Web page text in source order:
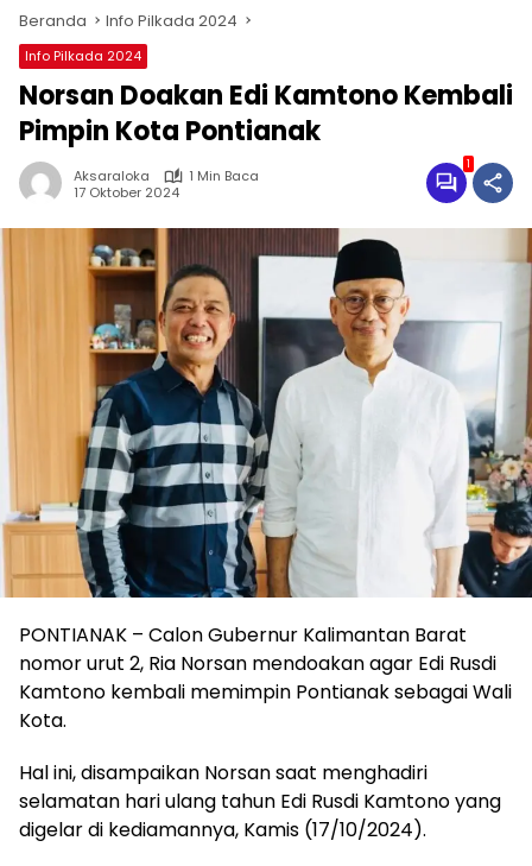
Beranda Info Pilkada 2024
Info Pilkada 2024
Norsan Doakan Edi Kamtono Kembali
Pimpin Kota Pontianak
Aksaraloka
1 Min Baca
17 Oktober 2024
1
PONTIANAK – Calon Gubernur Kalimantan Barat
nomor urut 2, Ria Norsan mendoakan agar Edi Rusdi
Kamtono kembali memimpin Pontianak sebagai Wali
Kota.
Hal ini, disampaikan Norsan saat menghadiri
selamatan hari ulang tahun Edi Rusdi Kamtono yang
digelar di kediamannya, Kamis (17/10/2024).